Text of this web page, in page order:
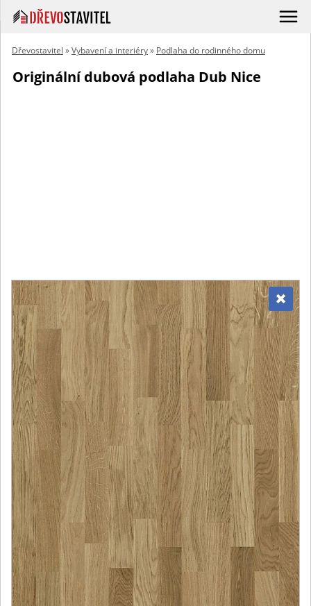
Dřevostavitel »Vybavení a interiéry» Podlaha do rodinného domu
Originální dubová podlaha Dub Nice